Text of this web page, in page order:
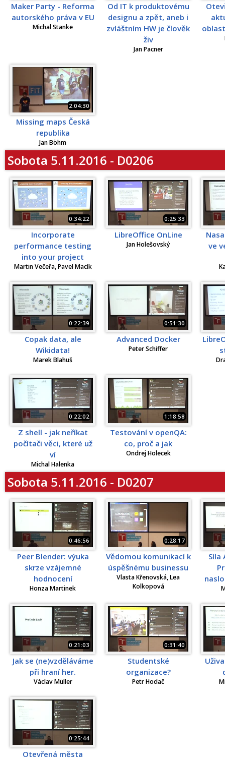
Maker Party - Reforma
autorského práva v EU
Michal Stanke
Od IT k produktovému
designu a zpět, aneb i
zvláštním HW je člověk
živ
Jan Pacner
2:04:30
Missing maps Česká
republika
Jan Böhm
Sobota 5.11.2016 - D0206
0:34:22
Incorporate
performance testing
into your project
Martin Večeřa, Pavel Macík
0:25:33
LibreOffice OnLine
Jan Holešovský
ve
0:22:39
Copak data, ale
Wikidata!
Marek Blahuš
0:51:30
Advanced Docker
Peter Schiffer
0:22:02
Z shell - jak neříkat
počítači věci, které už
ví
Michal Halenka
1:18:58
Testování v openQA:
co, proč a jak
Ondrej Holecek
Sobota 5.11.2016 - D0207
0:46:56
Peer Blender: výuka
skrze vzájemné
hodnocení
Honza Martinek
0:28:17
Vědomou komunikací k
úspěšnému businessu
Vlasta Křenovská, Lea
Kolkopová
Síla
0:21:03
Jak se (ne)vzděláváme
při hraní her.
Václav Müller
0:31:40
Studentské
organizace?
Petr Hodač
0:25:44
Otevřená města